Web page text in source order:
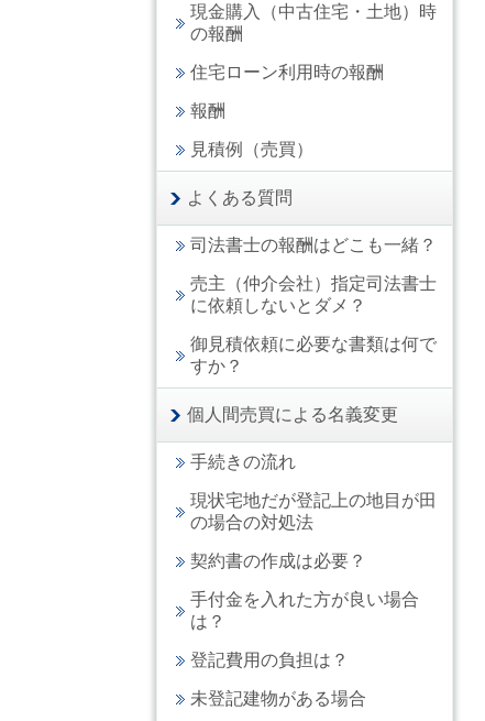
現金購入（中古住宅・土地）時
の報酬
住宅ローン利用時の報酬
報酬
見積例（売買）
よくある質問
司法書士の報酬はどこも一緒？
売主（仲介会社）指定司法書士
に依頼しないとダメ？
御見積依頼に必要な書類は何で
すか？
個人間売買による名義変更
手続きの流れ
現状宅地だが登記上の地目が田
の場合の対処法
契約書の作成は必要？
手付金を入れた方が良い場合
は？
登記費用の負担は？
未登記建物がある場合